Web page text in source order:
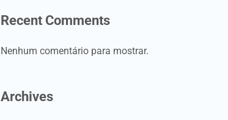
Recent Comments
Nenhum comentário para mostrar.
Archives